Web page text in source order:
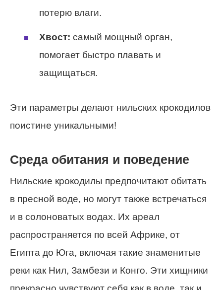
потерю влаги.
Хвост: самый мощный орган,
помогает быстро плавать и
защищаться.
Эти параметры делают нильских крокодилов
поистине уникальными!
Среда обитания и поведение
Нильские крокодилы предпочитают обитать
в пресной воде, но могут также встречаться
и в солоноватых водах. Их ареал
распространяется по всей Африке, от
Египта до Юга, включая такие знаменитые
реки как Нил, Замбези и Конго. Эти хищники